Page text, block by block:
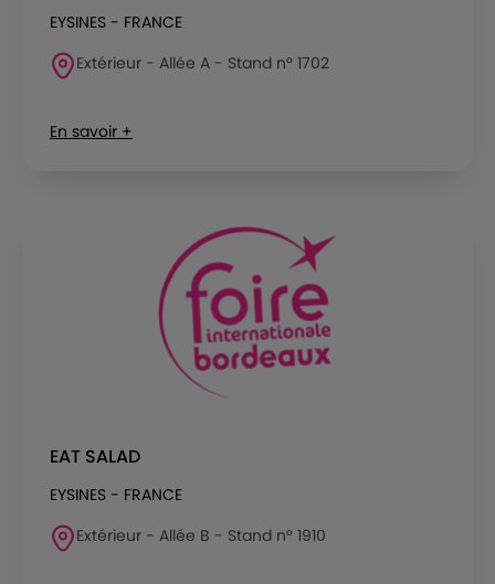
EYSINES - FRANCE
Extérieur - Allée A - Stand n° 1702
En savoir +
EAT SALAD
EYSINES - FRANCE
Extérieur - Allée B - Stand n° 1910